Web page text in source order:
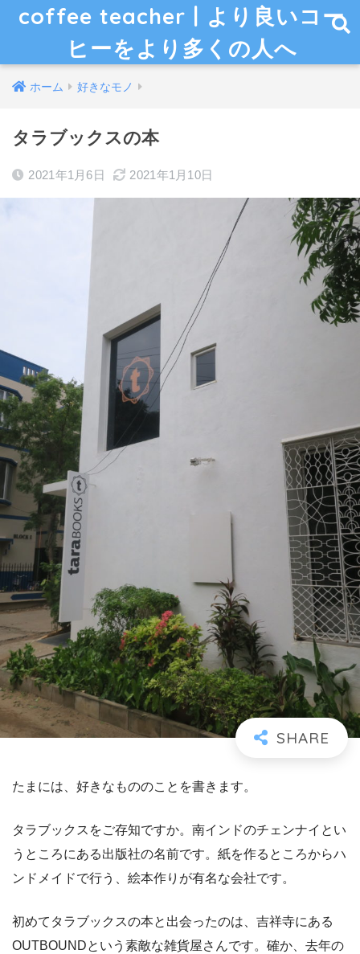
coffee teacher | より良いコー
ヒーをより多くの人へ
ホーム 好きなモノ
タラブックスの本
2021年1月6日 2021年1月10日
たまには、好きなもののことを書きます。
タラブックスをご存知ですか。南インドのチェンナイとい
うところにある出版社の名前です。紙を作るところからハ
ンドメイドで行う、絵本作りが有名な会社です。
初めてタラブックスの本と出会ったのは、吉祥寺にある
OUTBOUNDという素敵な雑貨屋さんです。確か、去年の